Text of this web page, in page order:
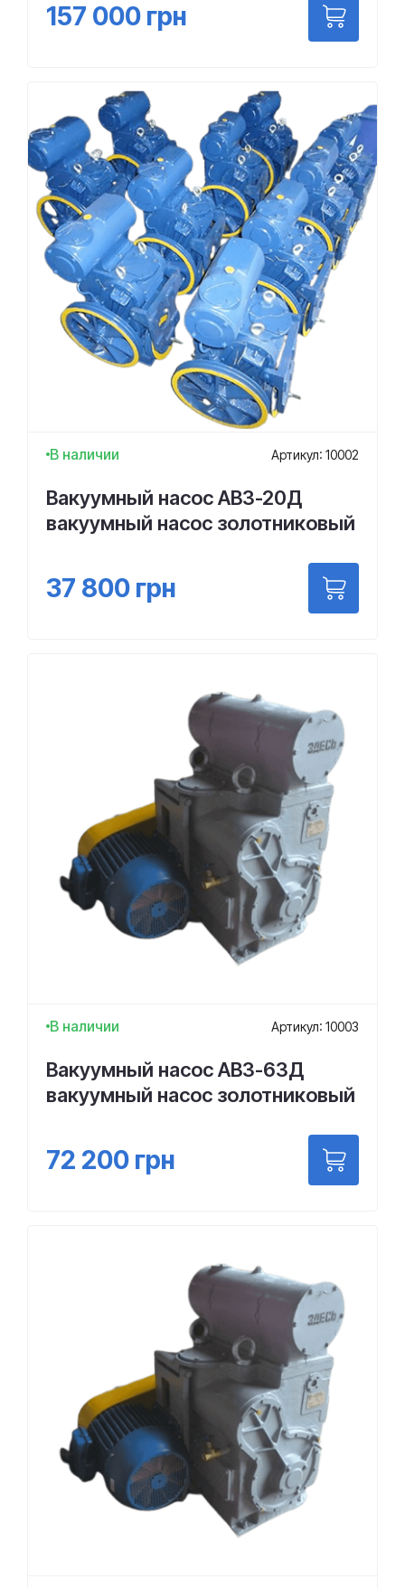
157 000 грн
В наличии Артикул: 10002
Вакуумный насос АВЗ-20Д
вакуумный насос золотниковый
37 800 грн
В наличии Артикул: 10003
Вакуумный насос АВЗ-63Д
вакуумный насос золотниковый
72 200 грн